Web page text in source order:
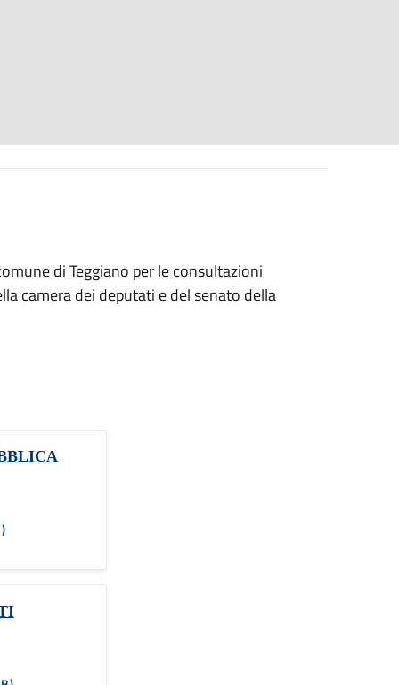
di Teggiano per le consultazioni
camera dei deputati e del senato della